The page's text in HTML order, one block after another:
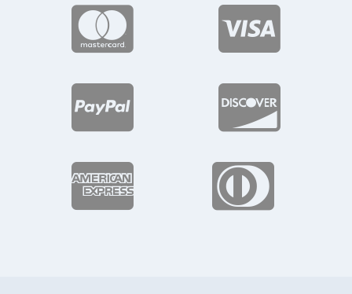





